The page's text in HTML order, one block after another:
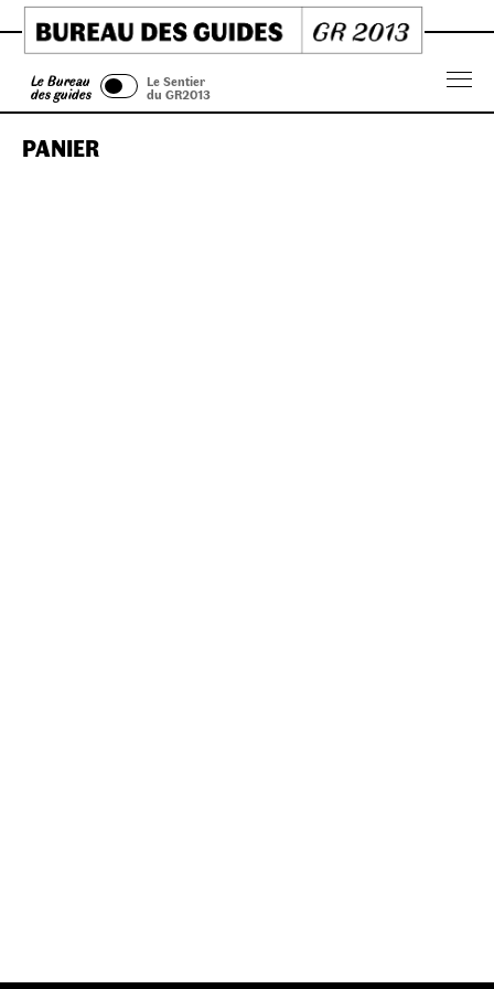
Skip
to
content
Le Bureau
des guides
Le Sentier
du GR2013
PANIER